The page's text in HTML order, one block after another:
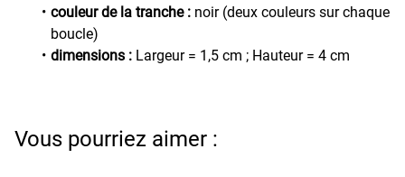
couleur de la tranche : noir (deux couleurs sur chaque
boucle)
dimensions : Largeur = 1,5 cm ; Hauteur = 4 cm
Vous pourriez aimer :